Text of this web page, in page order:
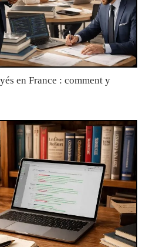
en France : comment y